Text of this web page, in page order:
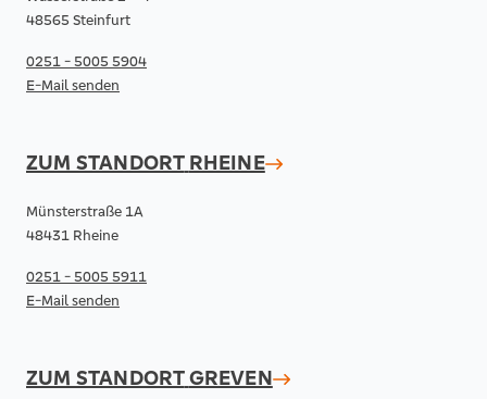
48565 Steinfurt
0251 - 5005 5904
E-Mail senden
ZUM STANDORT RHEINE
Münsterstraße 1A
48431 Rheine
0251 - 5005 5911
E-Mail senden
ZUM STANDORTGREVEN